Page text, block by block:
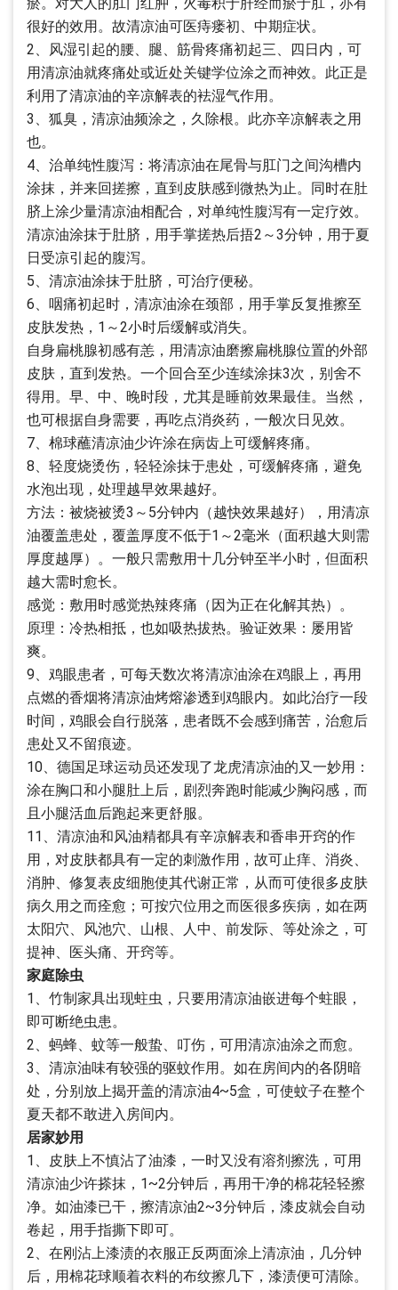
很好的效用。故清凉油可医痔瘘初、中期症状。
2、风湿引起的腰、腿、筋骨疼痛初起三、四日内，可
用清凉油就疼痛处或近处关键学位涂之而神效。此正是
利用了清凉油的辛凉解表的袪湿气作用。
3、狐臭，清凉油频涂之，久除根。此亦辛凉解表之用
也。
4、治单纯性腹泻：将清凉油在尾骨与肛门之间沟槽内
涂抹，并来回搓擦，直到皮肤感到微热为止。同时在肚
脐上涂少量清凉油相配合，对单纯性腹泻有一定疗效。
清凉油涂抹于肚脐，用手掌搓热后捂2～3分钟，用于夏
日受凉引起的腹泻。
5、清凉油涂抹于肚脐，可治疗便秘。
6、咽痛初起时，清凉油涂在颈部，用手掌反复推擦至
皮肤发热，1～2小时后缓解或消失。
自身扁桃腺初感有恙，用清凉油磨擦扁桃腺位置的外部
皮肤，直到发热。一个回合至少连续涂抹3次，别舍不
得用。早、中、晚时段，尤其是睡前效果最佳。当然，
也可根据自身需要，再吃点消炎药，一般次日见效。
7、棉球蘸清凉油少许涂在病齿上可缓解疼痛。
8、轻度烧烫伤，轻轻涂抹于患处，可缓解疼痛，避免
水泡出现，处理越早效果越好。
方法：被烧被烫3～5分钟内（越快效果越好），用清凉
油覆盖患处，覆盖厚度不低于1～2毫米（面积越大则需
厚度越厚）。一般只需敷用十几分钟至半小时，但面积
越大需时愈长。
感觉：敷用时感觉热辣疼痛（因为正在化解其热）。
原理：冷热相抵，也如吸热拔热。验证效果：屡用皆
爽。
9、鸡眼患者，可每天数次将清凉油涂在鸡眼上，再用
点燃的香烟将清凉油烤熔渗透到鸡眼内。如此治疗一段
时间，鸡眼会自行脱落，患者既不会感到痛苦，治愈后
患处又不留痕迹。
10、德国足球运动员还发现了龙虎清凉油的又一妙用：
涂在胸口和小腿肚上后，剧烈奔跑时能减少胸闷感，而
且小腿活血后跑起来更舒服。
11、清凉油和风油精都具有辛凉解表和香串开窍的作
用，对皮肤都具有一定的刺激作用，故可止痒、消炎、
消肿、修复表皮细胞使其代谢正常，从而可使很多皮肤
病久用之而痊愈；可按穴位用之而医很多疾病，如在两
太阳穴、风池穴、山根、人中、前发际、等处涂之，可
提神、医头痛、开窍等。
家庭除虫
1、竹制家具出现蛀虫，只要用清凉油嵌进每个蛀眼，
即可断绝虫患。
2、蚂蜂、蚊等一般蛰、叮伤，可用清凉油涂之而愈。
3、清凉油味有较强的驱蚊作用。如在房间内的各阴暗
处，分别放上揭开盖的清凉油4~5盒，可使蚊子在整个
夏天都不敢进入房间内。
居家妙用
1、皮肤上不慎沾了油漆，一时又没有溶剂擦洗，可用
清凉油少许搽抹，1~2分钟后，再用干净的棉花轻轻擦
净。如油漆已干，擦清凉油2~3分钟后，漆皮就会自动
卷起，用手指撕下即可。
2、在刚沾上漆渍的衣服正反两面涂上清凉油，几分钟
后，用棉花球顺着衣料的布纹擦几下，漆渍便可清除。